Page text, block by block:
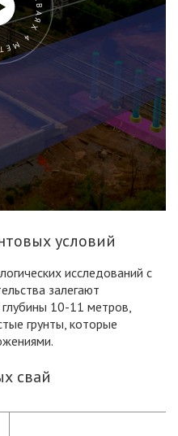
условий
исследований с
залегают
глубины 10-11 метров,
грунты, которые
свай